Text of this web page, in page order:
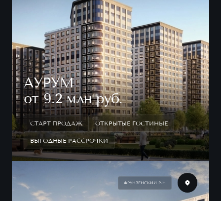
АУРУМ
от 9.2 млн руб.
СТАРТ ПРОДАЖ ОТКРЫТЫЕ ГОСТИНЫЕ
ВЫГОДНЫЕ РАССРОЧКИ
ФРУНЗЕНСКИЙ Р-Н